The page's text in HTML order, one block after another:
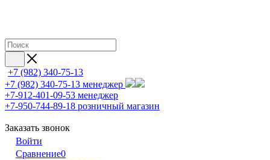
+7 (982) 340-75-13
+7 (982) 340-75-13 менеджер
+7-912-401-09-53 менеджер
+7-950-744-89-18 розничный магазин
Заказать звонок
Войти
Сравнение0